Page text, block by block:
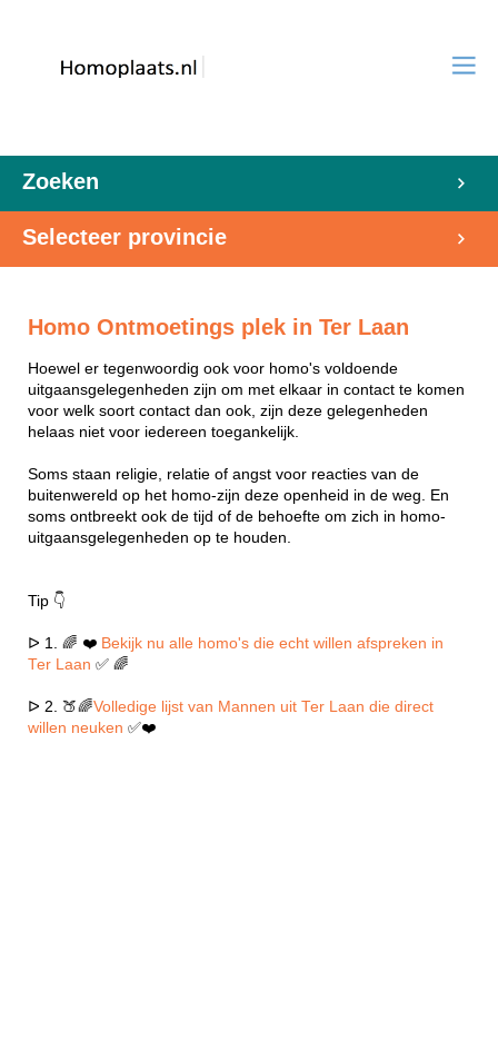
Zoeken
Selecteer provincie
Homo Ontmoetings plek in Ter Laan
Hoewel er tegenwoordig ook voor homo's voldoende
uitgaansgelegenheden zijn om met elkaar in contact te komen
voor welk soort contact dan ook, zijn deze gelegenheden
helaas niet voor iedereen toegankelijk.
Soms staan religie, relatie of angst voor reacties van de
buitenwereld op het homo-zijn deze openheid in de weg. En
soms ontbreekt ook de tijd of de behoefte om zich in homo-
uitgaansgelegenheden op te houden.
Tip 👇
ᐅ 1. 🌈 ❤️ Bekijk nu alle homo's die echt willen afspreken in
Ter Laan ✅ 🌈
ᐅ 2. 🍑🌈Volledige lijst van Mannen uit Ter Laan die direct
willen neuken ✅❤️